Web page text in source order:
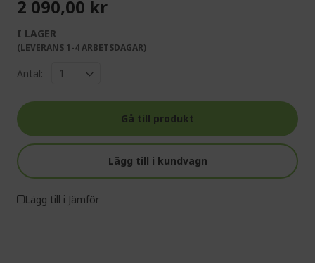
2 090,00 kr
I LAGER
(LEVERANS 1-4 ARBETSDAGAR)
Antal:
Gå till produkt
Lägg till i kundvagn
Lägg till i Jämför